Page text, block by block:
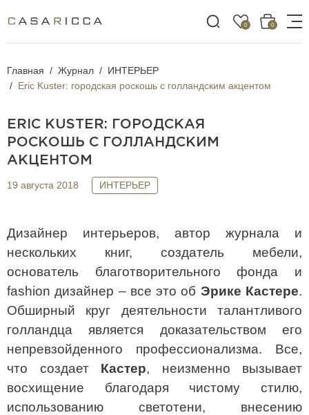
0 0
Главная Журнал
ИНТЕРЬЕР
Eric Kuster: городская роскошь с голландским акцентом
ERIC KUSTER: ГОРОДСКАЯ
РОСКОШЬ С ГОЛЛАНДСКИМ
АКЦЕНТОМ
19 августа 2018 ИНТЕРЬЕР
Дизайнер интерьеров, автор журнала и
нескольких книг, создатель мебели,
основатель благотворительного фонда и
fashion дизайнер – все это об Эрике Кастере.
Обширный круг деятельности талантливого
голландца является доказательством его
непревзойденного профессионализма. Все,
что создает Кастер, неизменно вызывает
восхищение благодаря чистому стилю,
использованию светотени, внесению